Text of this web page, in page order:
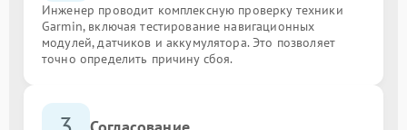
Инженер проводит комплексную проверку техники
Garmin, включая тестирование навигационных
модулей, датчиков и аккумулятора. Это позволяет
точно определить причину сбоя.